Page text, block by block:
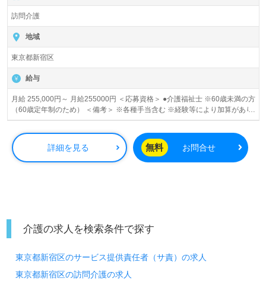
訪問介護
地域
東京都新宿区
給与
月給 255,000円～ 月給255000円 ＜応募資格＞ ●介護福祉士 ※60歳未満の方
（60歳定年制のため） ＜備考＞ ※各種手当含む ※経験等により加算があり
ます。 「基本給」191,000円～ ・主任：195,000円～ 【給与ベース】 「月
当：5,000円 +固定残業手当：44,000円～ ※◇手当は該当者別途支給 ≪手当
詳細≫ ◆資格手当 ・介護福祉士：18,100円/月 ◆通信手当：5,000円/月 ◆固
定残業手当：44,000円～（30ｈ分） ・主任：45,000円～（30ｈ分） ※毎月
当詳細≫【昇給・賞与】 ※「雇用形態1」参照 賞与あり 昇給あり 固定残業
代 44,000円(30.0時間)
詳細を見る 無料 お問合せ
介護の求人を検索条件で探す
東京都新宿区のサービス提供責任者（サ責）の求人
東京都新宿区の訪問介護の求人